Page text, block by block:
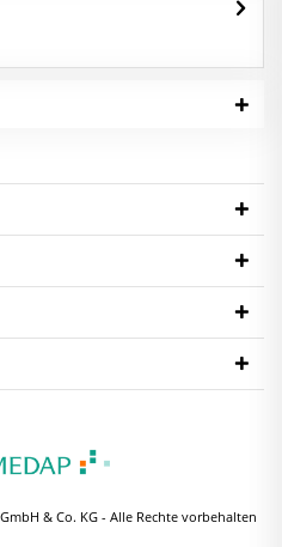
& Co. KG - Alle Rechte vorbehalten